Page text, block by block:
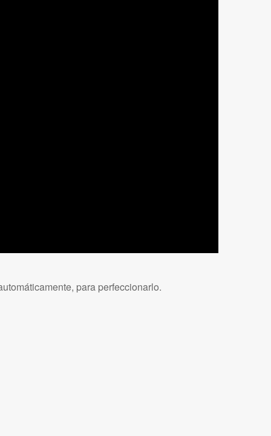
para perfeccionarlo.